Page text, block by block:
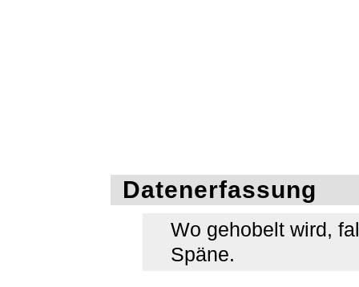
Datenerfassung
Wo gehobelt wird,
Späne.